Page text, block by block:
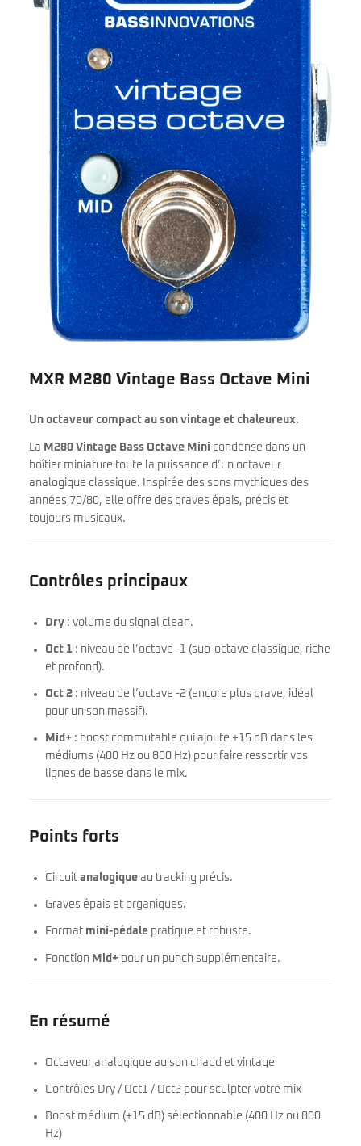
MXR M280 Vintage Bass Octave Mini
Un octaveur compact au son vintage et chaleureux.
La M280 Vintage Bass Octave Mini condense dans un
boîtier miniature toute la puissance d’un octaveur
analogique classique. Inspirée des sons mythiques des
années 70/80, elle offre des graves épais, précis et
toujours musicaux.
Contrôles principaux
Dry : volume du signal clean.
Oct 1 : niveau de l’octave -1 (sub-octave classique, riche
et profond).
Oct 2 : niveau de l’octave -2 (encore plus grave, idéal
pour un son massif).
Mid+ : boost commutable qui ajoute +15 dB dans les
médiums (400 Hz ou 800 Hz) pour faire ressortir vos
lignes de basse dans le mix.
Points forts
Circuit analogique au tracking précis.
Graves épais et organiques.
Format mini-pédale pratique et robuste.
Fonction Mid+ pour un punch supplémentaire.
En résumé
Octaveur analogique au son chaud et vintage
Contrôles Dry / Oct1 / Oct2 pour sculpter votre mix
Boost médium (+15 dB) sélectionnable (400 Hz ou 800
Hz)